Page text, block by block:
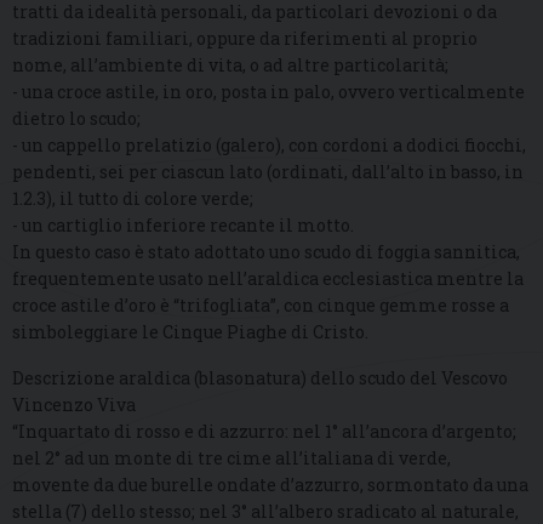
tratti da idealità personali, da particolari devozioni o da
tradizioni familiari, oppure da riferimenti al proprio
nome, all’ambiente di vita, o ad altre particolarità;
- una croce astile, in oro, posta in palo, ovvero verticalmente
dietro lo scudo;
- un cappello prelatizio (galero), con cordoni a dodici fiocchi,
pendenti, sei per ciascun lato (ordinati, dall’alto in basso, in
1.2.3), il tutto di colore verde;
- un cartiglio inferiore recante il motto.
In questo caso è stato adottato uno scudo di foggia sannitica,
frequentemente usato nell’araldica ecclesiastica mentre la
croce astile d’oro è “trifogliata”, con cinque gemme rosse a
simboleggiare le Cinque Piaghe di Cristo.
Descrizione araldica (blasonatura) dello scudo del Vescovo
Vincenzo Viva
“Inquartato di rosso e di azzurro: nel 1° all’ancora d’argento;
nel 2° ad un monte di tre cime all’italiana di verde,
movente da due burelle ondate d’azzurro, sormontato da una
stella (7) dello stesso; nel 3° all’albero sradicato al naturale,